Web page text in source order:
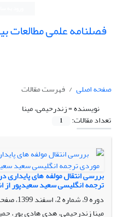
فصلنامه علمی مطالعات
صفحه اصلی
فهرست مقالات
نویسنده =زندرحیمی، مینا
تعداد مقالات:
1
بررسی انتقال مولفه های پایداری
ترجمه انگلیسی سعید سعیدپور از
دوره 9، شماره 2، اسفند 1399، صفحه
مینا زندرحیمی، هدی هادی پور،